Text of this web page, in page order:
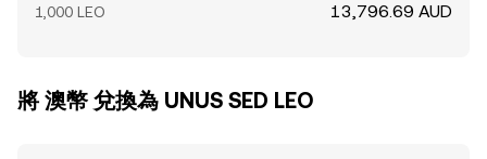
1,000 LEO 13,796.69 AUD
將 澳幣 兌換為 UNUS SED LEO